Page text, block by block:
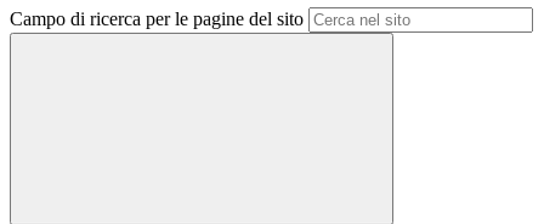
Campo di ricerca per le pagine del sito